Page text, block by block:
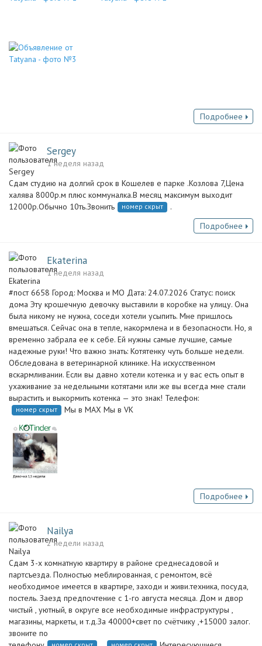
Подробнее
Sergey
1 неделя назад
Сдам студию на долгий срок в Кошелев е парке .Козлова 7,Цена
халява 8000р.м плюс коммуналка.В месяц максимум выходит
12000р.Обычно 10ть.Звонить
номер скрыт
.
Подробнее
Ekaterina
1 неделя назад
#пост 6658 Город: Москва и МО Дата: 24.07.2026 Статус: поиск
дома Эту крошечную девочку выставили в коробке на улицу. Она
была никому не нужна, соседи хотели усыпить. Мне пришлось
вмешаться. Сейчас она в тепле, накормлена и в безопасности. Но, я
временно забрала ее к себе. Ей нужны самые лучшие, самые
надежные руки! Что важно знать: Котятенку чуть больше недели.
Обследована в ветеринарной клинике. На искусственном
вскармливании. Если вы давно хотели котенка и у вас есть опыт в
ухаживание за недельными котятами или же вы всегда мне стали
вырастить и выкормить котенка — это знак! Телефон:
номер скрыт Мы в МАХ Мы в VK
Подробнее
Nailya
2 недели назад
Сдам 3-х комнатную квартиру в районе среднесадовой и
партсъезда. Полностью меблированная, с ремонтом, всё
необходимое имеется в квартире, заходи и живи.техника, посуда,
постель. Заезд предпочтение с 1-го августа месяца. Дом и двор
чистый , уютный, в округе все необходимые инфраструктуры ,
магазины, маркеты, и т.д.За 40000+свет по счётчику ,+15000 залог.
звоните по